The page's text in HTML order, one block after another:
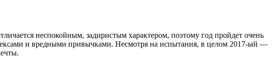
неспокойным, задиристым характером, поэтому год пройдет очень
и вредными привычками. Несмотря на испытания, в целом 2017-ый —